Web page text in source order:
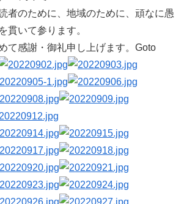
者のために、地域のために、頑なに愚
貫いて参ります。
て感謝・御礼申し上げます。Goto